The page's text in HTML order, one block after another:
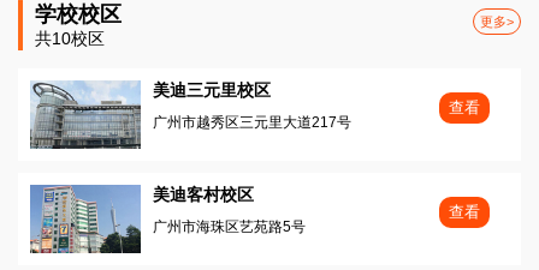
学校校区
共10校区
更多>
美迪三元里校区
广州市越秀区三元里大道217号
查看
美迪客村校区
广州市海珠区艺苑路5号
查看